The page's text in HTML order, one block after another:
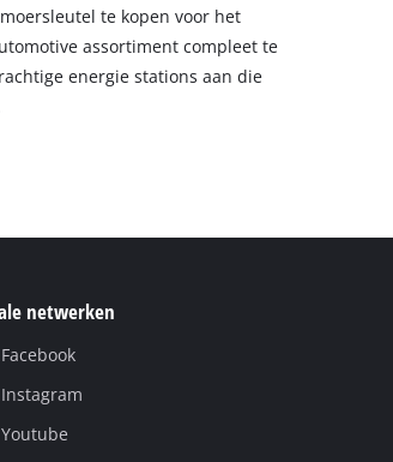
te kopen voor het
assortiment compleet te
energie stations aan die
netwerken
Facebook
Instagram
Youtube